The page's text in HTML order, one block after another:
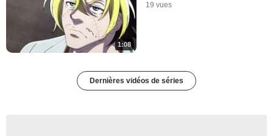
1:08
19 vues
Dernières vidéos de séries